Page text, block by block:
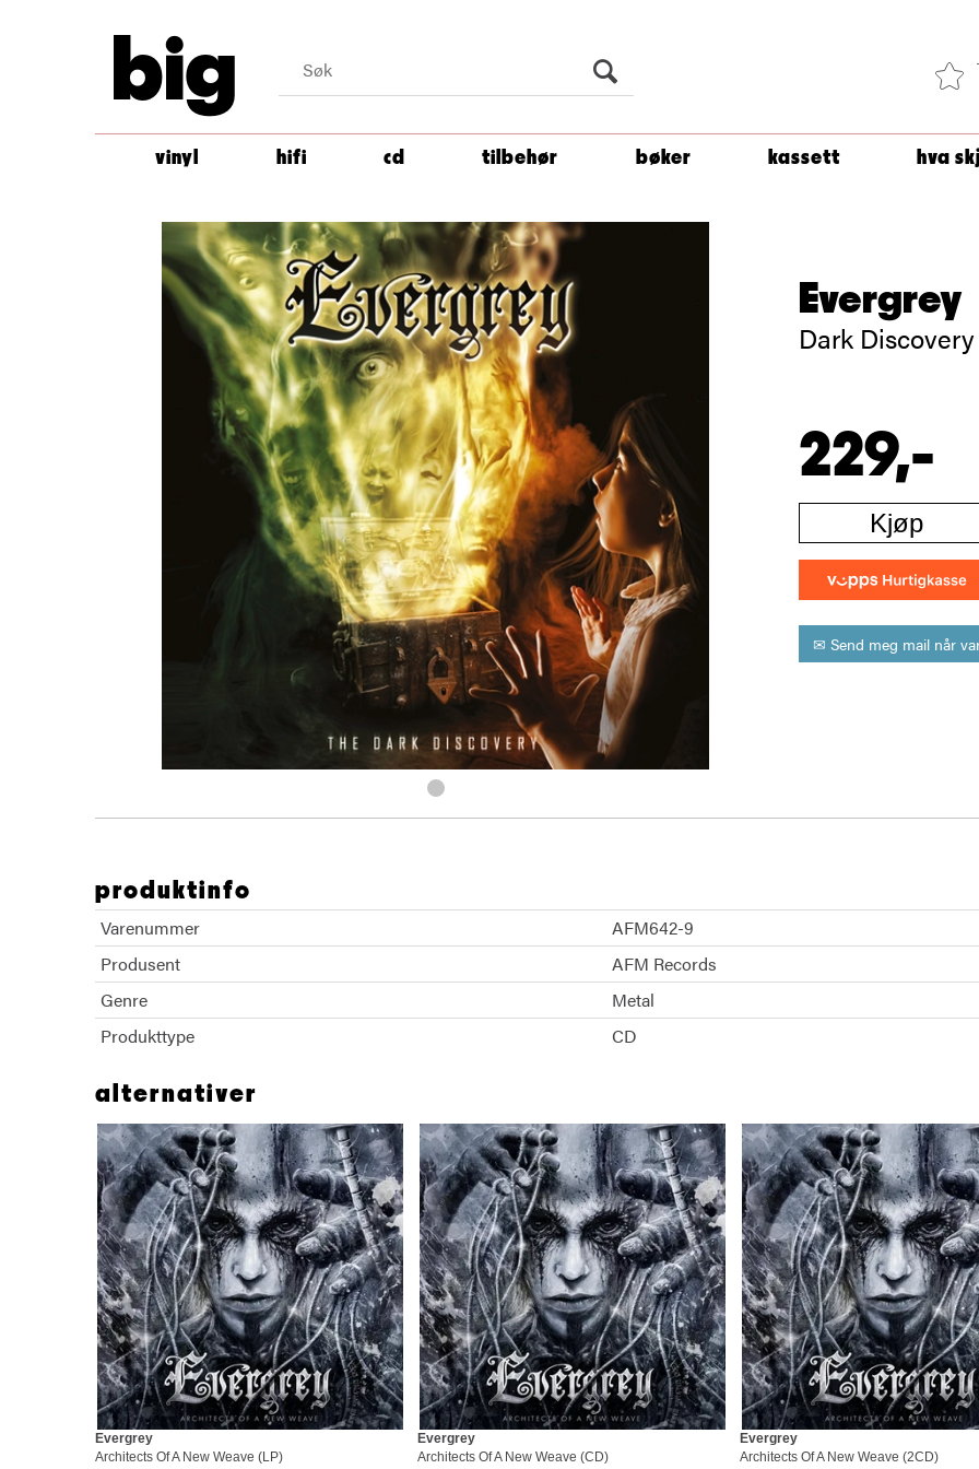
big
vinyl hifi cd tilbehør bøker kassett hva
Evergrey
Dark
229,-
Kjøp
✉ Send meg mail når
produktinfo
Varenummer
AFM642-9
Produsent
AFM Records
Genre
Metal
Produkttype
CD
alternativer
Evergrey
Architects Of A New Weave (LP)
Evergrey
Architects Of A New Weave (CD)
Evergrey
Architects Of A New Weave (2CD)